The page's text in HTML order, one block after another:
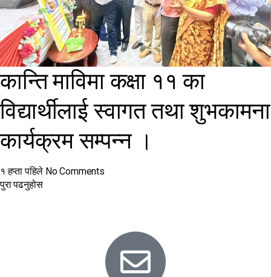
कान्ति माविमा कक्षा ११ का
विद्यार्थीलाई स्वागत तथा शुभकामना
कार्यक्रम सम्पन्न ।
१ हप्ता पहिले No Comments
पुरा पढनुहोस